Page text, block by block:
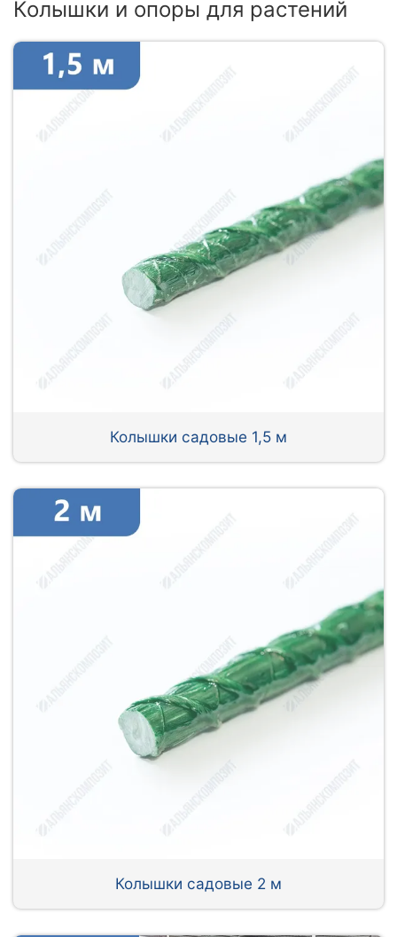
Колышки и опоры для растений
Колышки садовые 1,5 м
Колышки садовые 2 м